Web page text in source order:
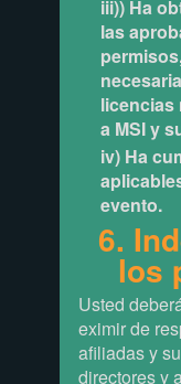
iii)) Ha
las
licencias
a MSI y
iv) Ha
evento.
6.
los
Usted
eximir de
afiliadas y
directores y